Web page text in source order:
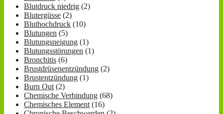
Blutdruck niedrig (2)
Blutergüsse (2)
Bluthochdruck (10)
Blutungen (5)
Blutungsneigung (1)
Blutungsstörungen (1)
Bronchitis (6)
Brustdrüsenentzündung (2)
Brustentzündung (1)
Burn Out(2)
Chemische Verbindung (68)
Chemisches Element(16)